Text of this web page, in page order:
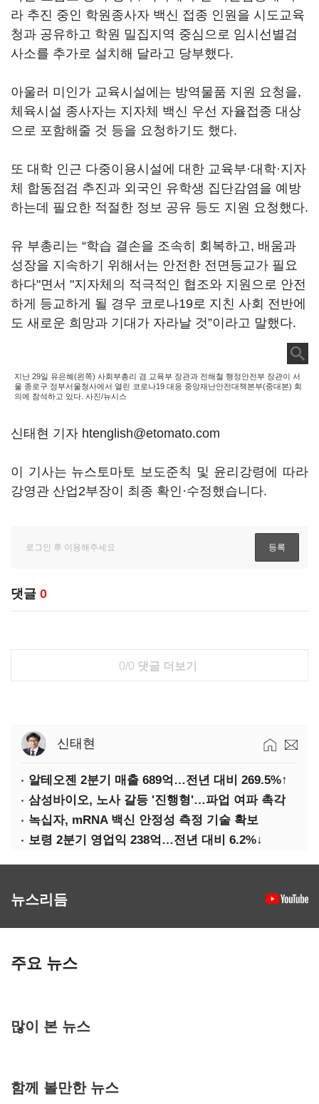
라 추진 중인 학원종사자 백신 접종 인원을 시도교육
청과 공유하고 학원 밀집지역 중심으로 임시선별검
사소를 추가로 설치해 달라고 당부했다.
아울러 미인가 교육시설에는 방역물품 지원 요청을,
체육시설 종사자는 지자체 백신 우선 자율접종 대상
으로 포함해줄 것 등을 요청하기도 했다.
또 대학 인근 다중이용시설에 대한 교육부·대학·지자
체 합동점검 추진과 외국인 유학생 집단감염을 예방
하는데 필요한 적절한 정보 공유 등도 지원 요청했다.
유 부총리는 “학습 결손을 조속히 회복하고, 배움과
성장을 지속하기 위해서는 안전한 전면등교가 필요
하다"면서 "지자체의 적극적인 협조와 지원으로 안전
하게 등교하게 될 경우 코로나19로 지친 사회 전반에
도 새로운 희망과 기대가 자라날 것”이라고 말했다.
지난 29일 유은혜(왼쪽) 사회부총리 겸 교육부 장관과 전해철 행정안전부 장관이 서
울 종로구 정부서울청사에서 열린 코로나19 대응 중앙재난안전대책본부(중대본) 회
의에 참석하고 있다. 사진/뉴시스
신태현 기자 htenglish@etomato.com
이 기사는 뉴스토마토 보도준칙 및 윤리강령에 따라
강영관 산업2부장이 최종 확인·수정했습니다.
댓글 0
0/0 댓글 더보기
신태현
알테오젠 2분기 매출 689억…전년 대비 269.5%↑
삼성바이오, 노사 갈등 '진행형'…파업 여파 촉각
녹십자, mRNA 백신 안정성 측정 기술 확보
보령 2분기 영업익 238억…전년 대비 6.2%↓
뉴스리듬
주요 뉴스
많이 본 뉴스
함께 볼만한 뉴스